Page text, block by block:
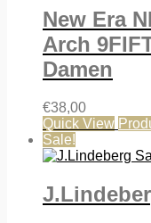
New Era
Arch
Damen
€38,00
Quick View
Sale!